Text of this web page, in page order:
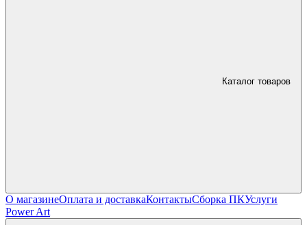
Каталог товаров
О магазинеОплата и доставкаКонтактыСборка ПКУслуги
Power Art